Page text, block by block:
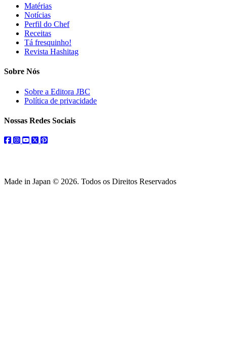
Matérias
Notícias
Perfil do Chef
Receitas
Tá fresquinho!
Revista Hashitag
Sobre Nós
Sobre a Editora JBC
Política de privacidade
Nossas Redes Sociais
facebook
instagram
youtube
twitterpinterest
Made in Japan © 2026. Todos os Direitos Reservados